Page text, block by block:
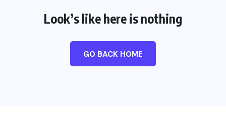
Look’s like here is nothing
GO BACK HOME